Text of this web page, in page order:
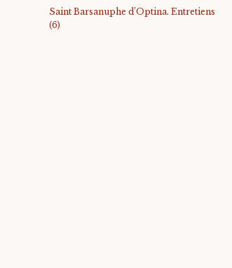
Saint Barsanuphe d’Optina. Entretiens
(6)